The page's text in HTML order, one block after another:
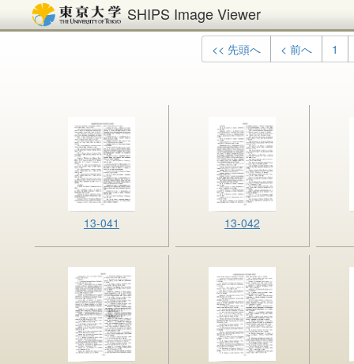
SHIPS Image Viewer
<< 先頭へ < 前へ 1
13-041 13-042